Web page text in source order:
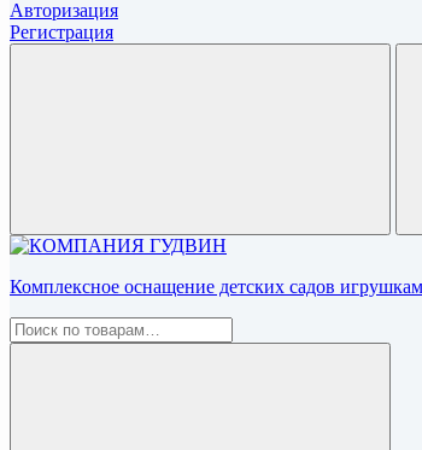
Авторизация
Регистрация
Комплексное оснащение детских садов